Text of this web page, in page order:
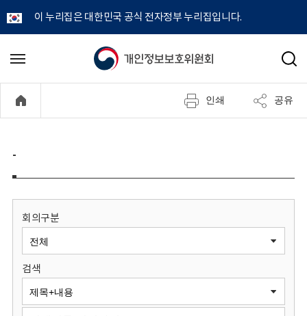
이 누리집은 대한민국 공식 전자정부 누리집입니다.
개
정
보
원
회
메
기
검
인쇄 공유
-
회의구분
검색